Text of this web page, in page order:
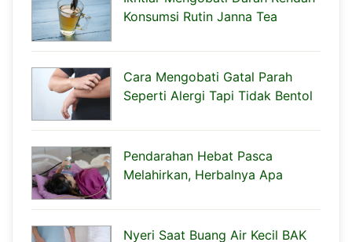
Konsumsi Rutin Janna Tea
Cara Mengobati Gatal Parah
Seperti Alergi Tapi Tidak Bentol
Pendarahan Hebat Pasca
Melahirkan, Herbalnya Apa
Nyeri Saat Buang Air Kecil BAK